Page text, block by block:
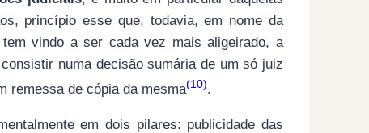
princípio esse que, todavia, em nome da
vindo a ser cada vez mais aligeirado, a
numa decisão sumária de um só juiz
remessa de cópia da mesma(10).
em dois pilares: publicidade das